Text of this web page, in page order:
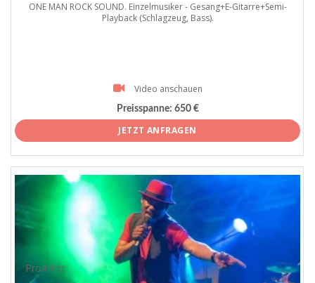
ONE MAN ROCK SOUND. Einzelmusiker - Gesang+E-Gitarre+Semi-
Playback (Schlagzeug, Bass).
Video anschauen
Preisspanne: 650 €
JETZT ANFRAGEN
ProArtist